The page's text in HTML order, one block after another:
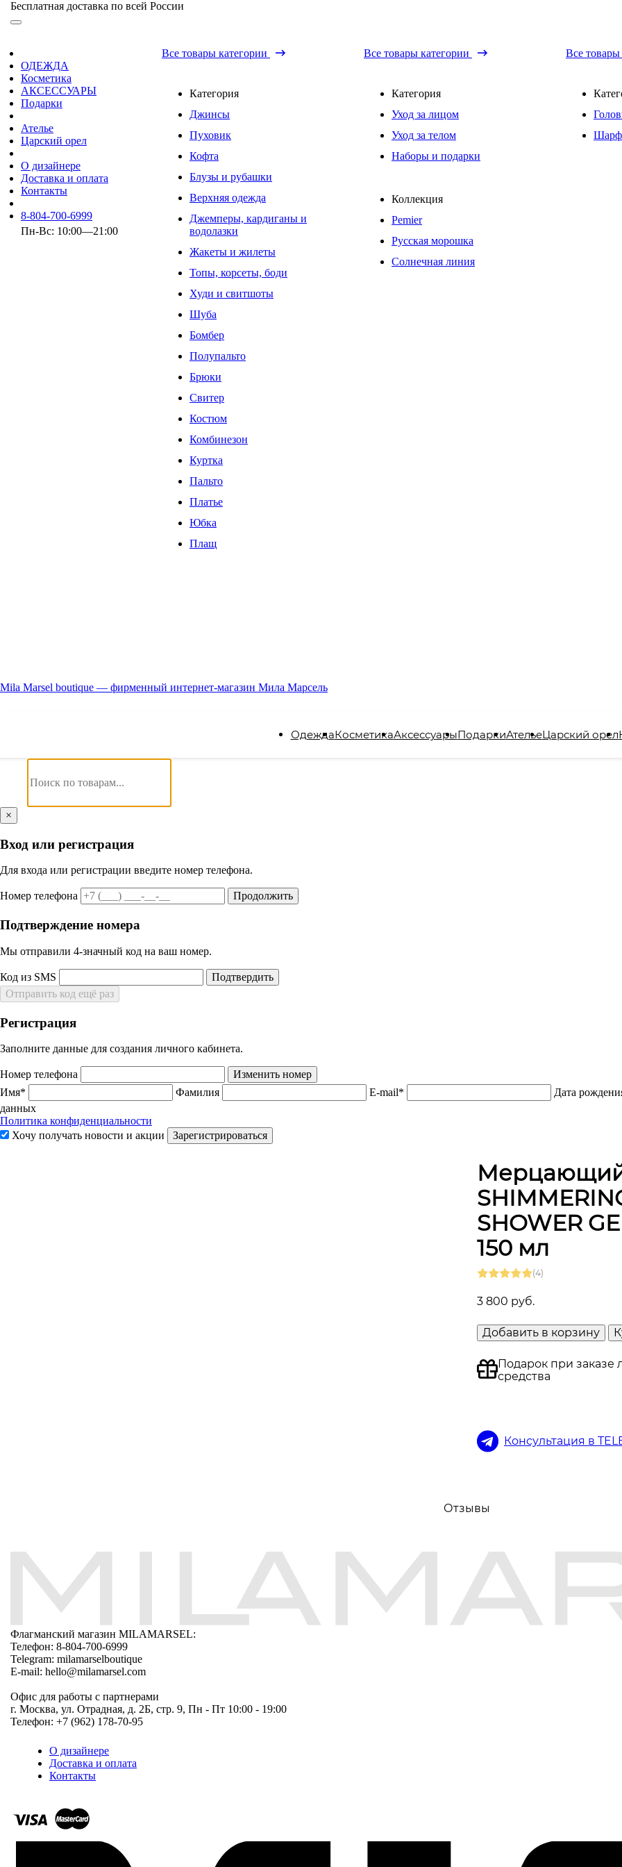
Бесплатная доставка по всей России
ОДЕЖДА
Косметика
АКСЕССУАРЫ
Подарки
Ателье
Царский орел
О дизайнере
Доставка и оплата
Контакты
8-804-700-6999
Пн-Вс: 10:00—21:00
Все товары категории
Категория
Джинсы
Пуховик
Кофта
Блузы и рубашки
Верхняя одежда
Джемперы, кардиганы и
водолазки
Жакеты и жилеты
Топы, корсеты, боди
Худи и свитшоты
Шуба
Бомбер
Полупальто
Брюки
Свитер
Костюм
Комбинезон
Куртка
Пальто
Платье
Юбка
Плащ
Все товары категории
Категория
Уход за лицом
Уход за телом
Наборы и подарки
Коллекция
Pemier
Русская морошка
Солнечная линия
Все товары
Mila Marsel boutique — фирменный интернет-магазин Мила Марсель
ОдеждаКосметикаАксессуарыПодаркиАтельеЦарский орел
×
Вход или регистрация
Для входа или регистрации введите номер телефона.
Номер телефона Продолжить
Подтверждение номера
Мы отправили 4‑значный код на ваш номер.
Код из SMS
Подтвердить
Отправить код ещё раз
Регистрация
Заполните данные для создания личного кабинета.
Номер телефона
Изменить номер
Имя*
Фамилия E-mail* Дата
данных
Политика конфиденциальности
Хочу получать новости и акции
Зарегистрироваться
Мерцающий
SHOWER
150 мл
(4)
3 800 руб.
Добавить в корзину
Подарок при заказе
средства
Консультация в
Отзывы
Флагманский магазин MILAMARSEL:
Телефон: 8-804-700-6999
Telegram: milamarselboutique
E-mail: hello@milamarsel.com
Офис для работы с партнерами
г. Москва, ул. Отрадная, д. 2Б, стр. 9, Пн - Пт 10:00 - 19:00
Телефон: +7 (962) 178-70-95
О дизайнере
Доставка и оплата
Контакты